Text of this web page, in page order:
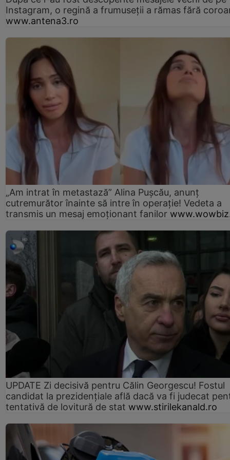
Instagram, o regină a frumuseții a rămas fără
www.antena3.ro
„Am intrat în metastază” Alina Pușcău, anunț
cutremurător înainte să intre în operație! Vedeta a
transmis un mesaj emoționant fanilor
UPDATE Zi decisivă pentru Călin Georgescu! Fostul
candidat la prezidențiale află dacă va fi judecat
tentativă de lovitură de stat www.stirilekanald.ro